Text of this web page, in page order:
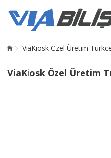
ViaKiosk Özel Üretim
ViaKiosk Özel Üretim